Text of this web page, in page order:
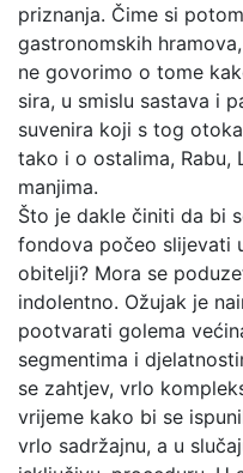
priznanja. Čime si
gastronomskih
ne govorimo o tome
sira, u smislu sastava i
suvenira koji s tog
tako i o ostalima, Rabu,
manjima.
Što je dakle činiti da bi
fondova počeo slijevati
obitelji? Mora se
indolentno. Ožujak je
pootvarati golema
segmentima i
se zahtjev, vrlo
vrijeme kako bi se
vrlo sadržajnu, a u